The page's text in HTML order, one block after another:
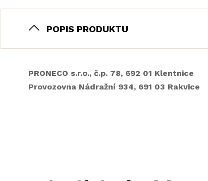
POPIS PRODUKTU
PRONECO s.r.o., č.p. 78, 692 01 Klentnice
Provozovna Nádražní 934, 691 03 Rakvice